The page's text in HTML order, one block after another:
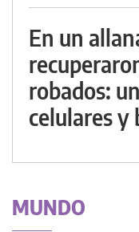
En un
robados:
celulares y
MUNDO